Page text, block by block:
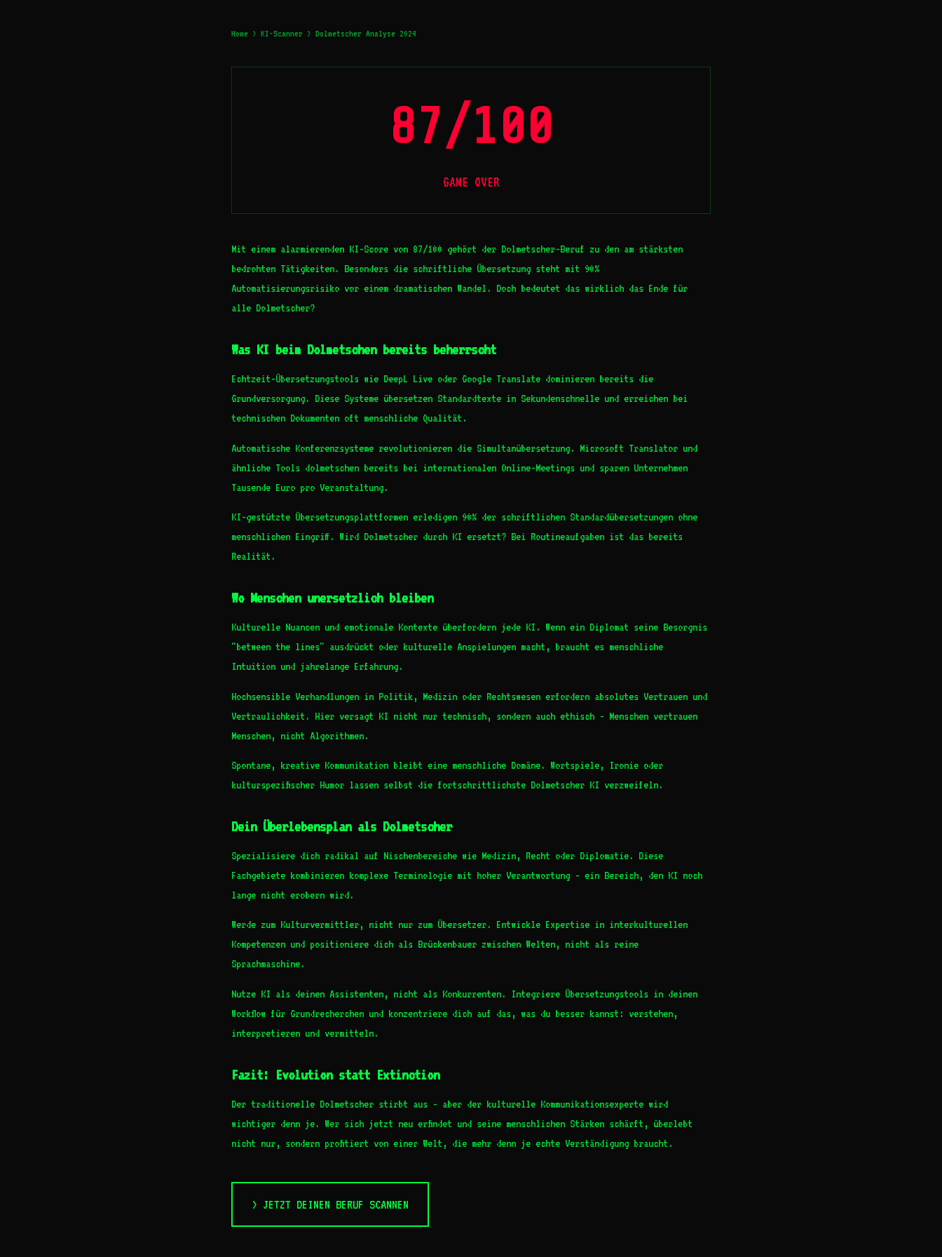
Home > KI-Scanner > Dolmetscher Analyse 2024
87/100
GAME OVER
Mit einem alarmierenden KI-Score von 87/100 gehört der Dolmetscher-Beruf zu den am stärksten
bedrohten Tätigkeiten. Besonders die schriftliche Übersetzung steht mit 90%
Automatisierungsrisiko vor einem dramatischen Wandel. Doch bedeutet das wirklich das Ende für
alle Dolmetscher?
Was KI beim Dolmetschen bereits beherrscht
Echtzeit-Übersetzungstools wie DeepL Live oder Google Translate dominieren bereits die
Grundversorgung. Diese Systeme übersetzen Standardtexte in Sekundenschnelle und erreichen bei
technischen Dokumenten oft menschliche Qualität.
Automatische Konferenzsysteme revolutionieren die Simultanübersetzung. Microsoft Translator und
ähnliche Tools dolmetschen bereits bei internationalen Online-Meetings und sparen Unternehmen
Tausende Euro pro Veranstaltung.
KI-gestützte Übersetzungsplattformen erledigen 90% der schriftlichen Standardübersetzungen ohne
menschlichen Eingriff. Wird Dolmetscher durch KI ersetzt? Bei Routineaufgaben ist das bereits
Realität.
Wo Menschen unersetzlich bleiben
Kulturelle Nuancen und emotionale Kontexte überfordern jede KI. Wenn ein Diplomat seine Besorgnis
"between the lines" ausdrückt oder kulturelle Anspielungen macht, braucht es menschliche
Intuition und jahrelange Erfahrung.
Hochsensible Verhandlungen in Politik, Medizin oder Rechtswesen erfordern absolutes Vertrauen und
Vertraulichkeit. Hier versagt KI nicht nur technisch, sondern auch ethisch - Menschen vertrauen
Menschen, nicht Algorithmen.
Spontane, kreative Kommunikation bleibt eine menschliche Domäne. Wortspiele, Ironie oder
kulturspezifischer Humor lassen selbst die fortschrittlichste Dolmetscher KI verzweifeln.
Dein Überlebensplan als Dolmetscher
Spezialisiere dich radikal auf Nischenbereiche wie Medizin, Recht oder Diplomatie. Diese
Fachgebiete kombinieren komplexe Terminologie mit hoher Verantwortung - ein Bereich, den KI noch
lange nicht erobern wird.
Werde zum Kulturvermittler, nicht nur zum Übersetzer. Entwickle Expertise in interkulturellen
Kompetenzen und positioniere dich als Brückenbauer zwischen Welten, nicht als reine
Sprachmaschine.
Nutze KI als deinen Assistenten, nicht als Konkurrenten. Integriere Übersetzungstools in deinen
Workflow für Grundrecherchen und konzentriere dich auf das, was du besser kannst: verstehen,
interpretieren und vermitteln.
Fazit: Evolution statt Extinction
Der traditionelle Dolmetscher stirbt aus - aber der kulturelle Kommunikationsexperte wird
wichtiger denn je. Wer sich jetzt neu erfindet und seine menschlichen Stärken schärft, überlebt
nicht nur, sondern profitiert von einer Welt, die mehr denn je echte Verständigung braucht.
> JETZT DEINEN BERUF SCANNEN